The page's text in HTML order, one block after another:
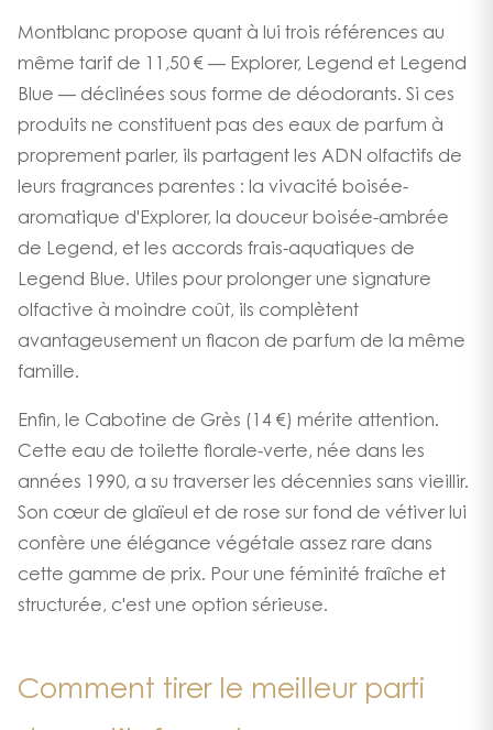
Montblanc propose quant à lui trois références au
même tarif de 11,50 € — Explorer, Legend et Legend
Blue — déclinées sous forme de déodorants. Si ces
produits ne constituent pas des eaux de parfum à
proprement parler, ils partagent les ADN olfactifs de
leurs fragrances parentes : la vivacité boisée-
aromatique d'Explorer, la douceur boisée-ambrée
de Legend, et les accords frais-aquatiques de
Legend Blue. Utiles pour prolonger une signature
olfactive à moindre coût, ils complètent
avantageusement un flacon de parfum de la même
famille.
Enfin, le Cabotine de Grès (14 €) mérite attention.
Cette eau de toilette florale-verte, née dans les
années 1990, a su traverser les décennies sans vieillir.
Son cœur de glaïeul et de rose sur fond de vétiver lui
confère une élégance végétale assez rare dans
cette gamme de prix. Pour une féminité fraîche et
structurée, c'est une option sérieuse.
Comment tirer le meilleur parti